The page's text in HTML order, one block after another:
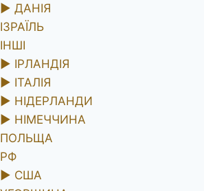
► ДАНІЯ
ІЗРАЇЛЬ
ІНШІ
► ІРЛАНДІЯ
► ІТАЛІЯ
► НІДЕРЛАНДИ
► НІМЕЧЧИНА
ПОЛЬЩА
РФ
► США